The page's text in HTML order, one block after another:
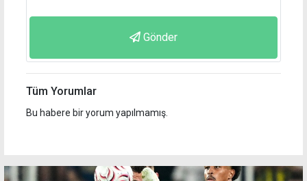
Gönder
Tüm Yorumlar
Bu habere bir yorum yapılmamış.